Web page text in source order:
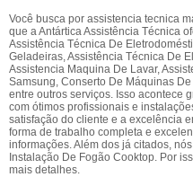
Você busca por assistencia tecnica
que a Antártica Assistência Técnica
Assistência Técnica De
Geladeiras, Assistência Técnica De
Assistencia Maquina De Lavar,
Samsung, Conserto De Máquinas
entre outros serviços. Isso acontece
com ótimos profissionais e
satisfação do cliente e a excelência
forma de trabalho completa e
informações. Além dos já citados,
Instalação De Fogão Cooktop. Por
mais detalhes.